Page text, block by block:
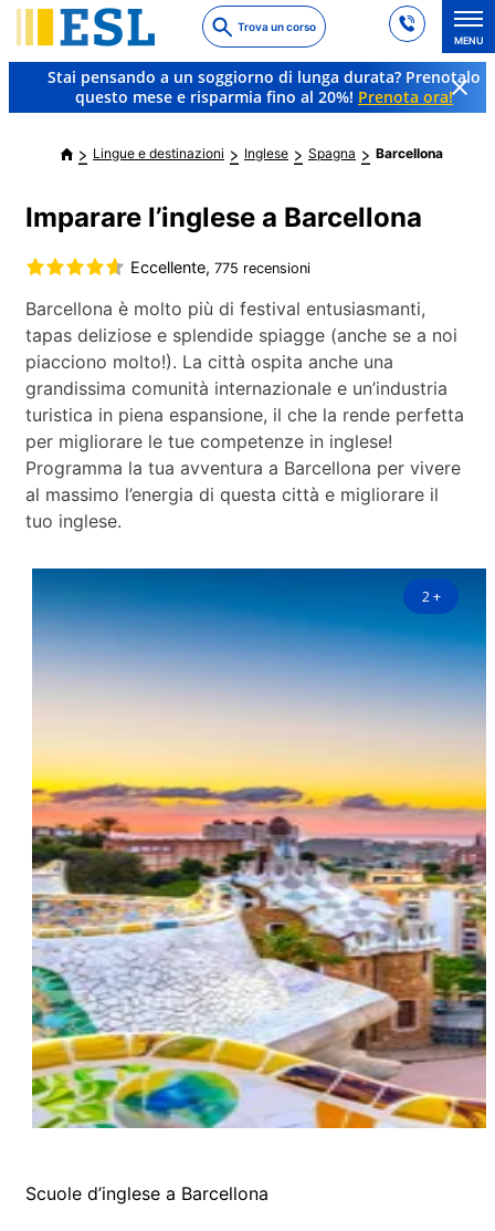
to
main
content
Trova un corso
MENU
Stai pensando a un soggiorno di lunga durata? Prenotalo
questo mese e risparmia fino al 20%! Prenota ora!
Lingue e destinazioni Inglese Spagna Barcellona
Imparare l’inglese a Barcellona
Eccellente, 775 recensioni
Barcellona è molto più di festival entusiasmanti,
tapas deliziose e splendide spiagge (anche se a noi
piacciono molto!). La città ospita anche una
grandissima comunità internazionale e un’industria
turistica in piena espansione, il che la rende perfetta
per migliorare le tue competenze in inglese!
Programma la tua avventura a Barcellona per vivere
al massimo l’energia di questa città e migliorare il
tuo inglese.
2+
Scuole d’inglese a Barcellona